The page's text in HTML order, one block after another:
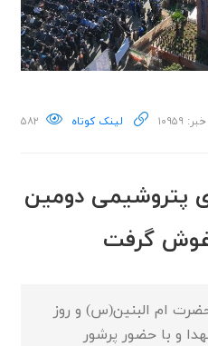
۱۰۹۵۹ لینک کوتاه ۵۸۲
پتروشیمی دومین
گرفت
ام البنین(س) و روز
و با حضور پرشور